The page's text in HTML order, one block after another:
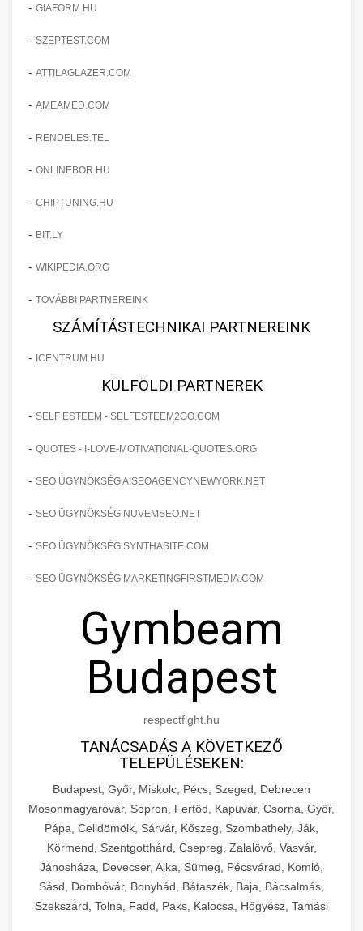
- GIAFORM.HU
- SZEPTEST.COM
- ATTILAGLAZER.COM
- AMEAMED.COM
- RENDELES.TEL
- ONLINEBOR.HU
- CHIPTUNING.HU
- BIT.LY
- WIKIPEDIA.ORG
- TOVÁBBI PARTNEREINK
SZÁMÍTÁSTECHNIKAI PARTNEREINK
- ICENTRUM.HU
KÜLFÖLDI PARTNEREK
- SELF ESTEEM - SELFESTEEM2GO.COM
- QUOTES - I-LOVE-MOTIVATIONAL-QUOTES.ORG
- SEO ÜGYNÖKSÉG AISEOAGENCYNEWYORK.NET
- SEO ÜGYNÖKSÉG NUVEMSEO.NET
- SEO ÜGYNÖKSÉG SYNTHASITE.COM
- SEO ÜGYNÖKSÉG MARKETINGFIRSTMEDIA.COM
Gymbeam
Budapest
respectfight.hu
TANÁCSADÁS A KÖVETKEZŐ
TELEPÜLÉSEKEN:
Budapest, Győr, Miskolc, Pécs, Szeged, Debrecen
Mosonmagyaróvár, Sopron, Fertőd, Kapuvár, Csorna, Győr,
Pápa, Celldömölk, Sárvár, Kőszeg, Szombathely, Ják,
Körmend, Szentgotthárd, Csepreg, Zalalövő, Vasvár,
Jánosháza, Devecser, Ajka, Sümeg, Pécsvárad, Komló,
Sásd, Dombóvár, Bonyhád, Bátaszék, Baja, Bácsalmás,
Szekszárd, Tolna, Fadd, Paks, Kalocsa, Hőgyész, Tamási